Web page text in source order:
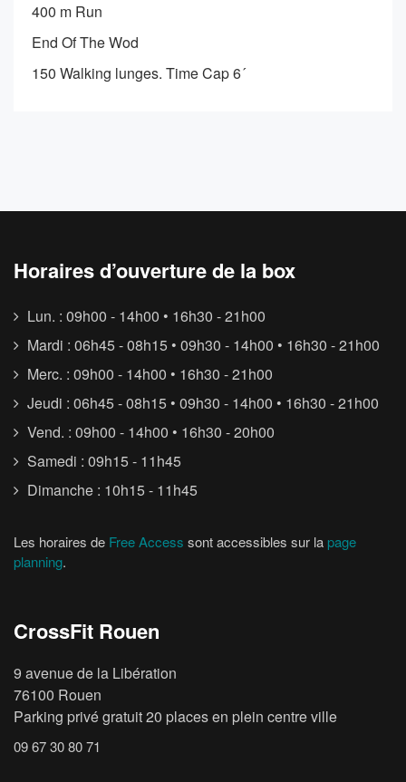
400 m Run
End Of The Wod
150 Walking lunges. Time Cap 6´
Horaires d’ouverture de la box
Lun. : 09h00 - 14h00 • 16h30 - 21h00
Mardi : 06h45 - 08h15 • 09h30 - 14h00 • 16h30 - 21h00
Merc. : 09h00 - 14h00 • 16h30 - 21h00
Jeudi : 06h45 - 08h15 • 09h30 - 14h00 • 16h30 - 21h00
Vend. : 09h00 - 14h00 • 16h30 - 20h00
Samedi : 09h15 - 11h45
Dimanche : 10h15 - 11h45
Les horaires de Free Access sont accessibles sur la page
planning.
CrossFit Rouen
9 avenue de la Libération
76100 Rouen
Parking privé gratuit 20 places en plein centre ville
09 67 30 80 71